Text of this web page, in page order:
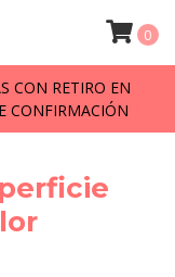
CON RETIRO EN
CONFIRMACIÓN
0